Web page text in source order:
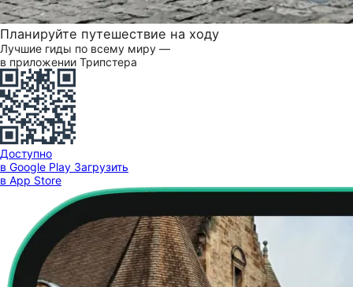
Планируйте путешествие на ходу
Лучшие гиды по всему миру —
в приложении Трипстера
Доступно
в Google Play Загрузить
в App Store